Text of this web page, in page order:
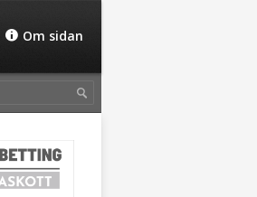
Om sidan